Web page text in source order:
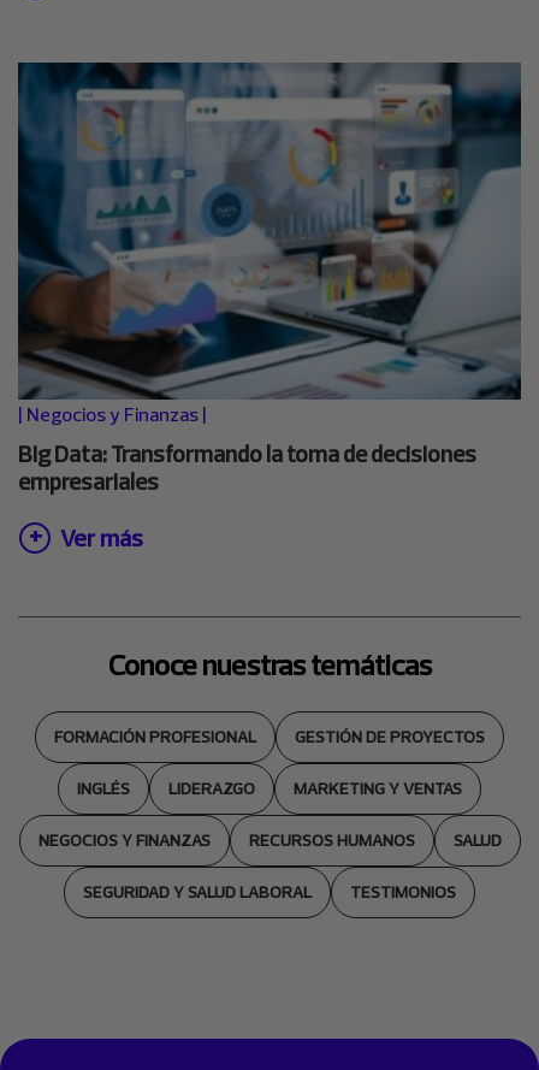
| Negocios y Finanzas |
Big Data: Transformando la toma de decisiones
empresariales
Ver más
Conoce nuestras temáticas
FORMACIÓN PROFESIONAL GESTIÓN DE PROYECTOS
INGLÉS LIDERAZGO MARKETING Y VENTAS
NEGOCIOS Y FINANZAS RECURSOS HUMANOS SALUD
SEGURIDAD Y SALUD LABORAL TESTIMONIOS